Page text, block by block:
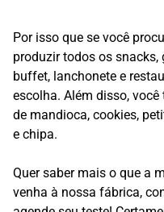
Por isso que se você
produzir todos os
buffet, lanchonete e
escolha. Além disso,
de mandioca, cookies,
e chipa.
Quer saber mais o que a
venha à nossa fábrica,